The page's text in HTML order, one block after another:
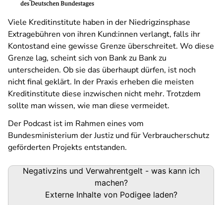
Viele Kreditinstitute haben in der Niedrigzinsphase
Extragebühren von ihren Kund:innen verlangt, falls ihr
Kontostand eine gewisse Grenze überschreitet. Wo diese
Grenze lag, scheint sich von Bank zu Bank zu
unterscheiden. Ob sie das überhaupt dürfen, ist noch
nicht final geklärt. In der Praxis erheben die meisten
Kreditinstitute diese inzwischen nicht mehr. Trotzdem
sollte man wissen, wie man diese vermeidet.
Der Podcast ist im Rahmen eines vom
Bundesministerium der Justiz und für Verbraucherschutz
geförderten Projekts entstanden.
Podigee-Negativzins und Verwahrentgelt - was kann ich
machen?
Externe Inhalte von Podigeeladen?